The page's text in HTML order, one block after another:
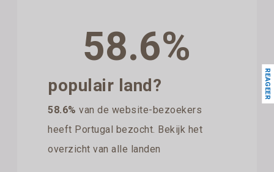
58.6%
populair land?
58.6% van de website-bezoekers
heeft Portugal bezocht. Bekijk het
overzicht van alle landen
REAGEER